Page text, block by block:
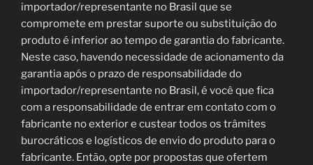
importador/representante no Brasil que se
compromete em prestar suporte ou substituição do
produto é inferior ao tempo de garantia do fabricante.
Neste caso, havendo necessidade de acionamento da
garantia após o prazo de responsabilidade do
importador/representante no Brasil, é você que fica
com a responsabilidade de entrar em contato com o
fabricante no exterior e custear todos os trâmites
burocráticos e logísticos de envio do produto para o
fabricante. Então, opte por propostas que ofertem